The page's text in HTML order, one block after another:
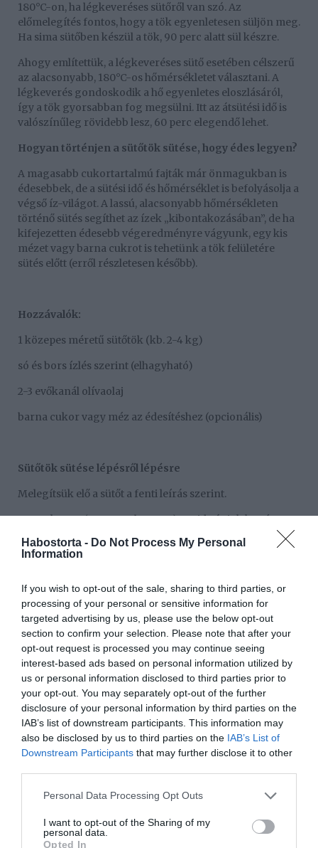
Habostorta - Do Not Process My Personal
Information
If you wish to opt-out of the sale, sharing to third parties, or
processing of your personal or sensitive information for
targeted advertising by us, please use the below opt-out
section to confirm your selection. Please note that after your
opt-out request is processed you may continue seeing
interest-based ads based on personal information utilized by
us or personal information disclosed to third parties prior to
your opt-out. You may separately opt-out of the further
disclosure of your personal information by third parties on the
IAB’s list of downstream participants. This information may
also be disclosed by us to third parties on the IAB’s List of
Downstream Participants that may further disclose it to other
Please note that this website/app uses one or more Google
not limited to your visit or usage behaviour. You may click to
grant or deny consent to Google and its third-party tags to
Personal Data Processing Opt Outs
I want to opt-out of the Sharing of my
personal data.
Opted In
180°C-on, ha légkeveréses sütőről van szó. Az
előmelegítés fontos, hogy a tök egyenletesen süljön meg.
Ha sima sütőben készül a tök, 90 perc alatt sül készre.
Ahogy említettük, a légkeveréses sütő esetében célszerű
az alacsonyabb, 180°C-os hőmérsékletet választani. A
légkeverés gondoskodik a hő egyenletes eloszlásáról,
így a tök gyorsabban fog megsülni. Itt az átsütési idő is
valószínűleg rövidebb lesz, 60 perc elegendő lehet.
Hogyan történjen a sütőtök sütése, hogy édes legyen?
A magasabb cukortartalmú fajták már önmagukban is
édesebbek, de a sütési idő és hőmérséklet is befolyásolja a
végső íz-világot. A lassú, alacsonyabb hőmérsékleten
történő sütés segíthet az ízek „kibontakozásában”, de ha
kifejezetten édesebb végeredményre vágyunk, egy kis
mézet vagy barna cukrot is tehetünk a tök felületére
sütés előtt (erről részletesen később).
Hozzávalók:
1 közepes méretű sütőtök (kb. 2-4 kg)
só és bors ízlés szerint (elhagyható)
2-3 evőkanál olívaolaj
barna cukor vagy méz az édesítéshez (opcionális)
Sütőtök sütése lépésről lépésre
Melegítsük elő a sütőt a fenti leírás szerint.
Mossuk meg (nagyon alaposan), majd vágjuk ketté a
Vágjuk szeletekre a tököt (2-3 cm ujjnyi vastagságban),
Helyezzük egy sütőpapírral bélelt tepsibe a tökszeleteket,
majd kenjük le olívaolajjal és szórjuk meg sóval és
borssal (ízlés szerint, de természetesen ezt a lépést
abszolút el is hagyhatjuk).
Helyezzük a tepsit a sütőbe és süssük a fentiek szerint
megadott módon. Sokan a sütés első fázisában magát a
tepsit is letakarják fóliával, így a szeletek könnyebben
megpuhulnak, majd az utolsó fázisban eltávolítják az
alufóliát a ropogós hatás eléréséért.
Egy villával vagy késsel győződjünk meg arról, hogy a
tök megpuhult-e, ha igen, szedjük tányérra és ízesítsük
sütőtök, alapvetően édes, karakteres íz-világának
köszönhetően natúran, önmagában is isteni csemege.
: ne zsúfoljuk túl a tepsit sütőtökökkel! Ha túl sok